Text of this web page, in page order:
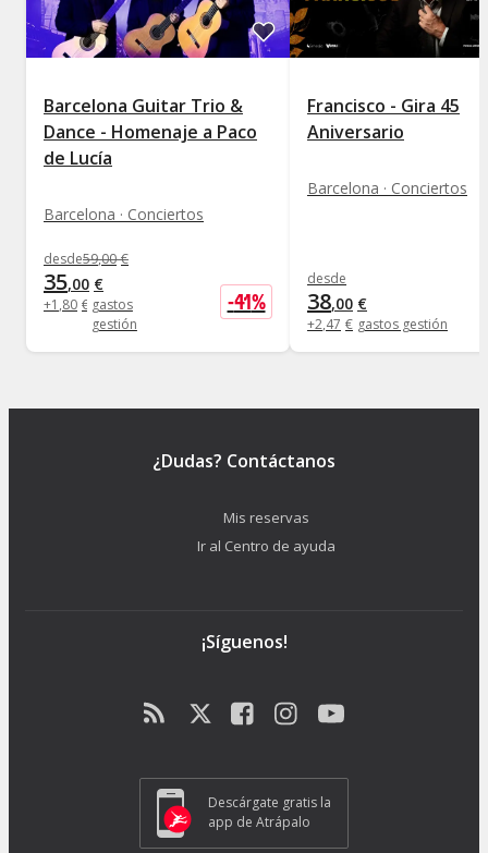
Barcelona Guitar Trio &
Dance - Homenaje a Paco
de Lucía
Barcelona · Conciertos
desde59,00 €
35,00 €
+1 ,80 € gastos
gestión
-41%
Francisco - Gira 45
Aniversario
Barcelona · Conciertos
desde
38,00 €
+2,47 € gastos gestión
¿Dudas? Contáctanos
Mis reservas
Ir al Centro de ayuda
¡Síguenos!
Descárgate gratis la
app de Atrápalo